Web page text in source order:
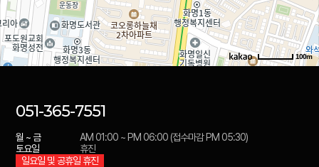
100m
051-365-7551
월 ~ 금
AM 01:00 ~ PM 06:00 (접수마감 PM 05:30)
토요일
휴진
일요일 및 공휴일 휴진